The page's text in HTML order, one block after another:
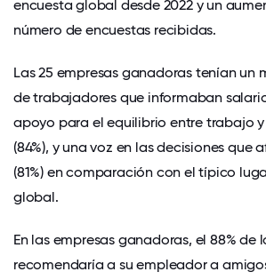
encuesta global desde 2022 y un
número de encuestas recibidas.
Las 25 empresas ganadoras tenían un
de trabajadores que informaban
apoyo para el equilibrio entre trabajo
(84%), y una voz en las decisiones que
(81%) en comparación con el típico
global.
En las empresas ganadoras, el 88% de
recomendaría a su empleador a